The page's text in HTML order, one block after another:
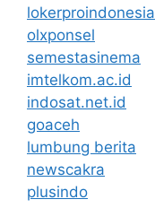
lokerproindonesia
olxponsel
semestasinema
imtelkom.ac.id
indosat.net.id
goaceh
lumbung berita
newscakra
plusindo